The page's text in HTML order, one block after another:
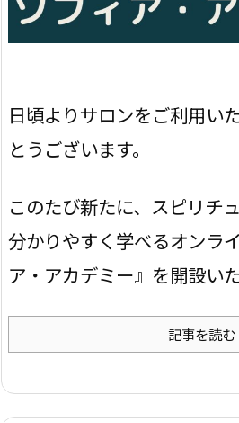
日頃よりサロンをご利用い
とうございます。
このたび新たに、スピリチ
分かりやすく学べるオンラ
ア・アカデミー』を開設い
記事を読む